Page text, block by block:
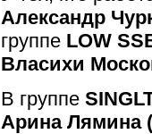
Александр
группе LOW
Власихи
В группе
Арина Лямина